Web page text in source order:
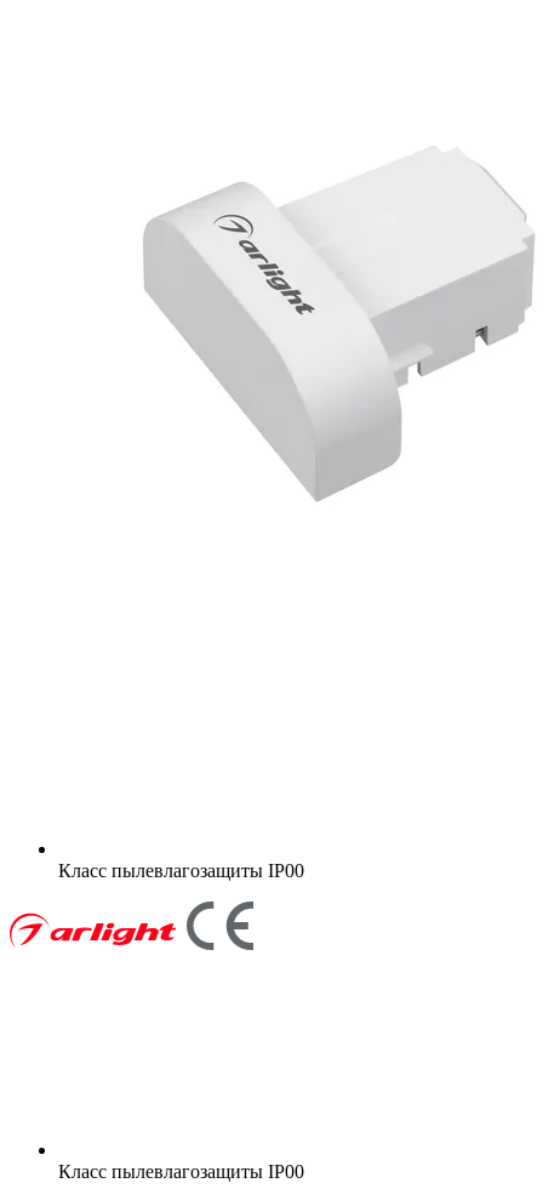
Класс пылевлагозащиты IP00
Класс пылевлагозащиты IP00